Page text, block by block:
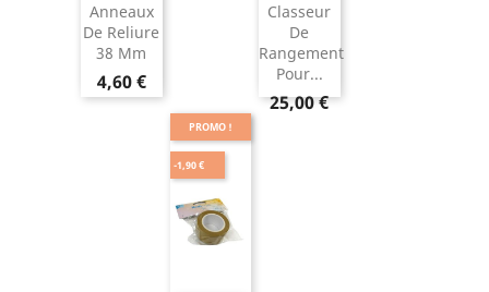
Anneaux
De Reliure
38 Mm
4,60 €
Classeur
De
Rangement
Pour...
25,00 €
PROMO !
-1,90 €